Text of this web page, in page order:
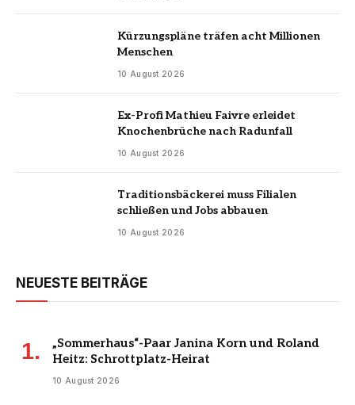
Kürzungspläne träfen acht Millionen
Menschen
10 August 2026
Ex-Profi Mathieu Faivre erleidet
Knochenbrüche nach Radunfall
10 August 2026
Traditionsbäckerei muss Filialen
schließen und Jobs abbauen
10 August 2026
NEUESTE BEITRÄGE
„Sommerhaus“-Paar Janina Korn und Roland
Heitz: Schrottplatz-Heirat
10 August 2026